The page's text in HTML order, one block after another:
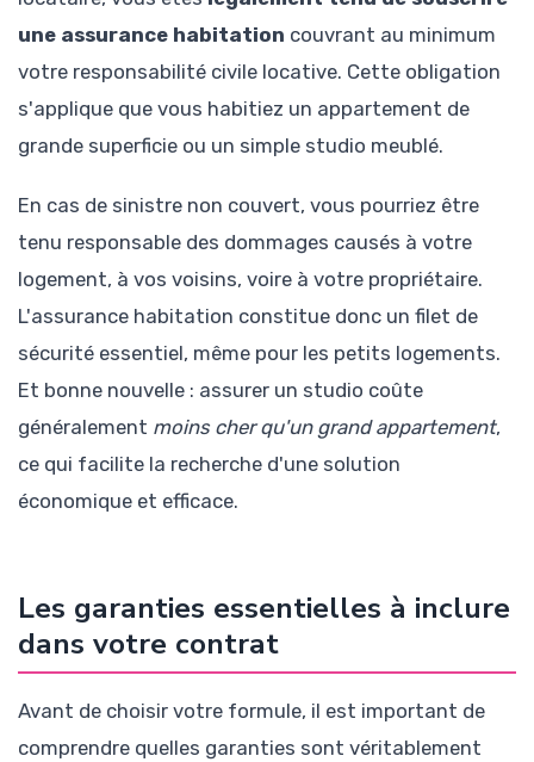
une assurance habitation couvrant au minimum
votre responsabilité civile locative. Cette obligation
s'applique que vous habitiez un appartement de
grande superficie ou un simple studio meublé.
En cas de sinistre non couvert, vous pourriez être
tenu responsable des dommages causés à votre
logement, à vos voisins, voire à votre propriétaire.
L'assurance habitation constitue donc un filet de
sécurité essentiel, même pour les petits logements.
Et bonne nouvelle : assurer un studio coûte
généralement moins cher qu'un grand appartement,
ce qui facilite la recherche d'une solution
économique et efficace.
Les garanties essentielles à inclure
dans votre contrat
Avant de choisir votre formule, il est important de
comprendre quelles garanties sont véritablement